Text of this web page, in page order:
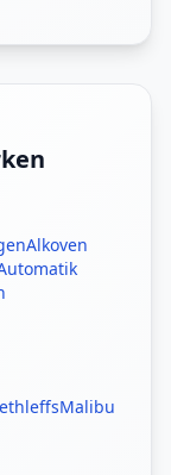
Alkoven
Malibu